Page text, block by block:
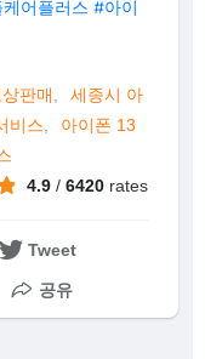
어플러스 #아이
상판매
세종시 아
비스
아이폰 13
4.9 /6420 rates
Tweet
공유